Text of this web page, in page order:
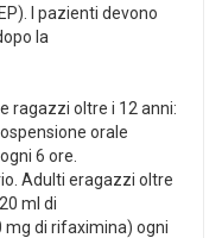
I pazienti devono
la
ragazzi oltre i 12 anni:
orale
6 ore.
Adulti eragazzi oltre
ml di
mg di rifaximina) ogni